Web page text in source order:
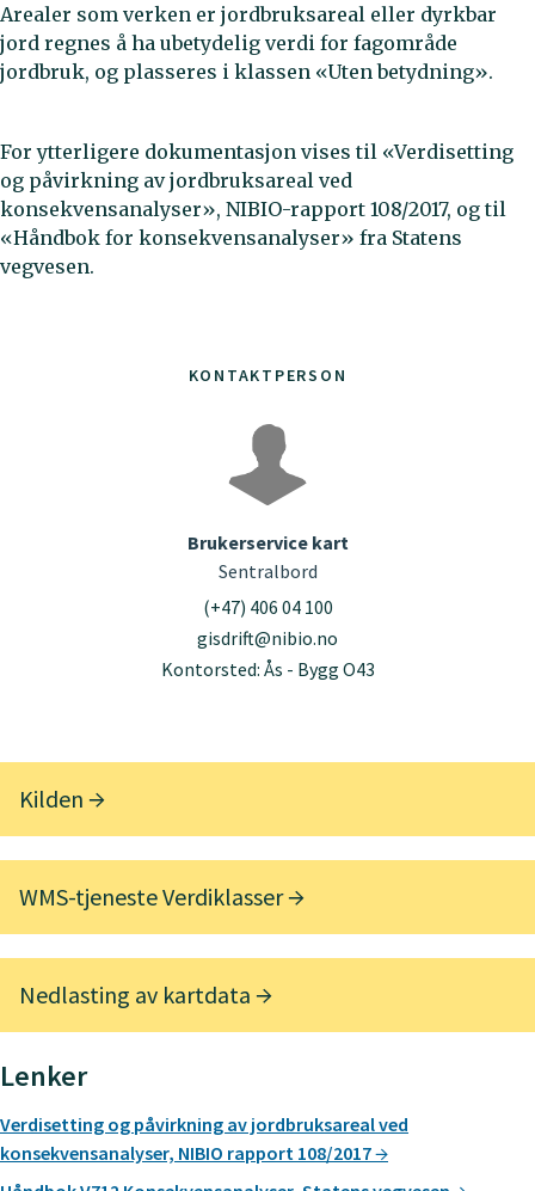
KONTAKTPERSON
Brukerservice kart
Sentralbord
(+47) 406 04 100
gisdrift@nibio.no
Kontorsted: Ås - Bygg O43
Kilden
WMS-tjeneste Verdiklasser
Nedlasting av kartdata
Lenker
Verdisetting og påvirkning av jordbruksareal ved
konsekvensanalyser, NIBIO rapport 108/2017
Arealer som verken er jordbruksareal eller dyrkbar
jord regnes å ha ubetydelig verdi for fagområde
jordbruk, og plasseres i klassen «Uten betydning».
For ytterligere dokumentasjon vises til «Verdisetting
og påvirkning av jordbruksareal ved
konsekvensanalyser», NIBIO-rapport 108/2017, og til
«Håndbok for konsekvensanalyser» fra Statens
vegvesen.